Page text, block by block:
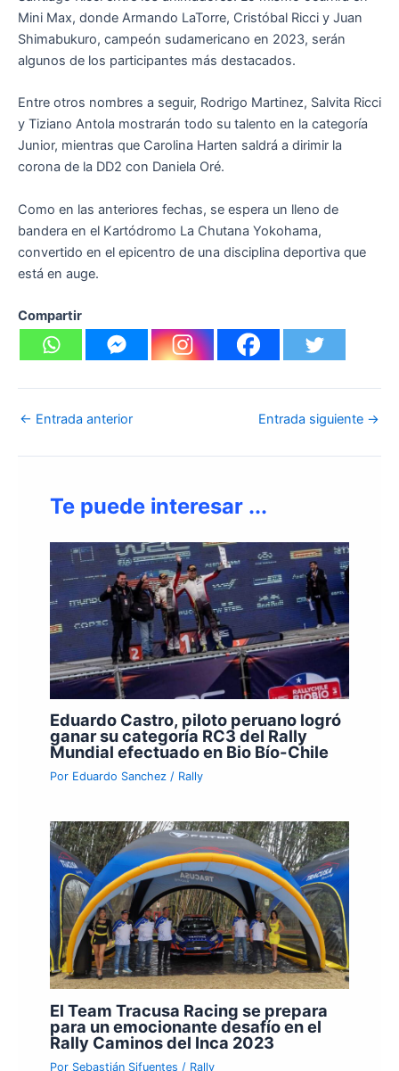
Mini Max, donde Armando LaTorre, Cristóbal Ricci y Juan
Shimabukuro, campeón sudamericano en 2023, serán
algunos de los participantes más destacados.
Entre otros nombres a seguir, Rodrigo Martinez, Salvita Ricci
y Tiziano Antola mostrarán todo su talento en la categoría
Junior, mientras que Carolina Harten saldrá a dirimir la
corona de la DD2 con Daniela Oré.
Como en las anteriores fechas, se espera un lleno de
bandera en el Kartódromo La Chutana Yokohama,
convertido en el epicentro de una disciplina deportiva que
está en auge.
Compartir
← Entrada anterior Entrada siguiente →
Te puede interesar ...
Eduardo Castro, piloto peruano logró
ganar su categoría RC3 del Rally
Mundial efectuado en Bio Bío-Chile
Por Eduardo Sanchez/ Rally
El Team Tracusa Racing se prepara
para un emocionante desafío en el
Rally Caminos del Inca 2023
Por Sebastián Sifuentes / Rally